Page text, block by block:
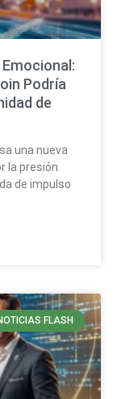
Podría
de
una nueva
la presión
de impulso
FLASH